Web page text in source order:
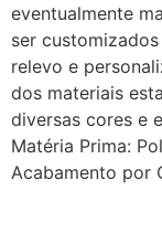
eventualmente
ser
relevo e
dos materiais
diversas cores e
Matéria Prima:
Acabamento por